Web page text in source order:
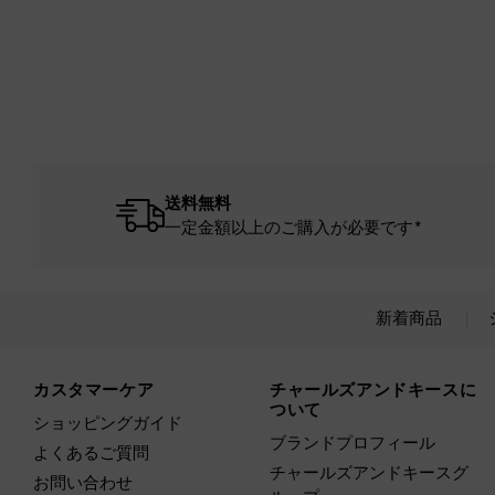
送料無料
一定金額以上のご購入が必要です*
新着商品
カスタマーケア
ショッピングガイド
よくあるご質問
お問い合わせ
チャールズアンドキースに
ついて
ブランドプロフィール
チャールズアンドキースグ